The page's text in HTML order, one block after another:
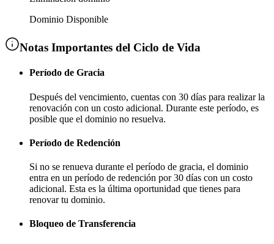
Dominio Disponible
Notas Importantes del Ciclo de Vida
Período de Gracia
Después del vencimiento, cuentas con 30 días para realizar la
renovación con un costo adicional. Durante este período, es
posible que el dominio no resuelva.
Período de Redención
Si no se renueva durante el período de gracia, el dominio
entra en un período de redención por 30 días con un costo
adicional. Esta es la última oportunidad que tienes para
renovar tu dominio.
Bloqueo de Transferencia